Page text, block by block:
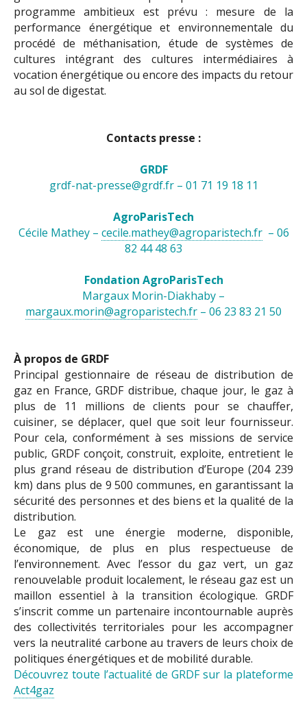
programme ambitieux est prévu : mesure de la
performance énergétique et environnementale du
procédé de méthanisation, étude de systèmes de
cultures intégrant des cultures intermédiaires à
vocation énergétique ou encore des impacts du retour
au sol de digestat.
Contacts presse :
GRDF
grdf-nat-presse@grdf.fr – 01 71 19 18 11
AgroParisTech
Cécile Mathey – cecile.mathey@agroparistech.fr– 06
82 44 48 63
Fondation AgroParisTech
Margaux Morin-Diakhaby –
margaux.morin@agroparistech.fr – 06 23 83 21 50
À propos de GRDF
Principal gestionnaire de réseau de distribution de
gaz en France, GRDF distribue, chaque jour, le gaz à
plus de 11 millions de clients pour se chauffer,
cuisiner, se déplacer, quel que soit leur fournisseur.
Pour cela, conformément à ses missions de service
public, GRDF conçoit, construit, exploite, entretient le
plus grand réseau de distribution d’Europe (204 239
km) dans plus de 9 500 communes, en garantissant la
sécurité des personnes et des biens et la qualité de la
distribution.
Le gaz est une énergie moderne, disponible,
économique, de plus en plus respectueuse de
l’environnement. Avec l’essor du gaz vert, un gaz
renouvelable produit localement, le réseau gaz est un
maillon essentiel à la transition écologique. GRDF
s’inscrit comme un partenaire incontournable auprès
des collectivités territoriales pour les accompagner
vers la neutralité carbone au travers de leurs choix de
politiques énergétiques et de mobilité durable.
Découvrez toute l’actualité de GRDF sur la plateforme
Act4gaz